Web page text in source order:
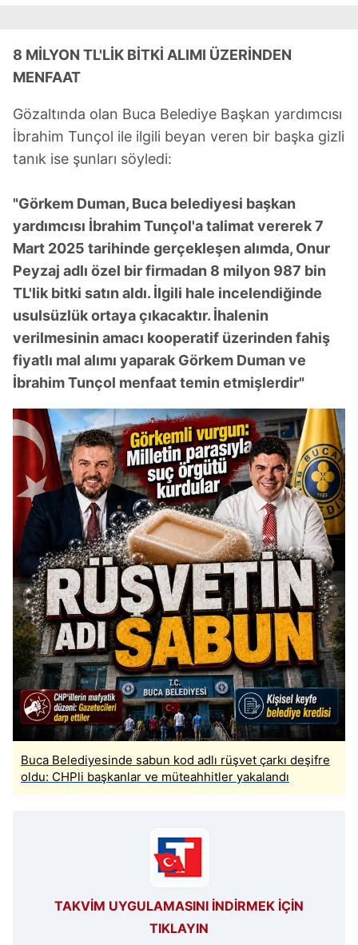
8 MİLYON TL'LİK BİTKİ ALIMI ÜZERİNDEN
MENFAAT
Gözaltında olan Buca Belediye Başkan yardımcısı
İbrahim Tunçol ile ilgili beyan veren bir başka gizli
tanık ise şunları söyledi:
"Görkem Duman, Buca belediyesi başkan
yardımcısı İbrahim Tunçol'a talimat vererek 7
Mart 2025 tarihinde gerçekleşen alımda, Onur
Peyzaj adlı özel bir firmadan 8 milyon 987 bin
TL'lik bitki satın aldı. İlgili hale incelendiğinde
usulsüzlük ortaya çıkacaktır. İhalenin
verilmesinin amacı kooperatif üzerinden fahiş
fiyatlı mal alımı yaparak Görkem Duman ve
İbrahim Tunçol menfaat temin etmişlerdir"
Buca Belediyesinde sabun kod adlı rüşvet çarkı deşifre
oldu: CHPli başkanlar ve müteahhitler yakalandı
TAKVİM UYGULAMASINI İNDİRMEK İÇİN
TIKLAYIN